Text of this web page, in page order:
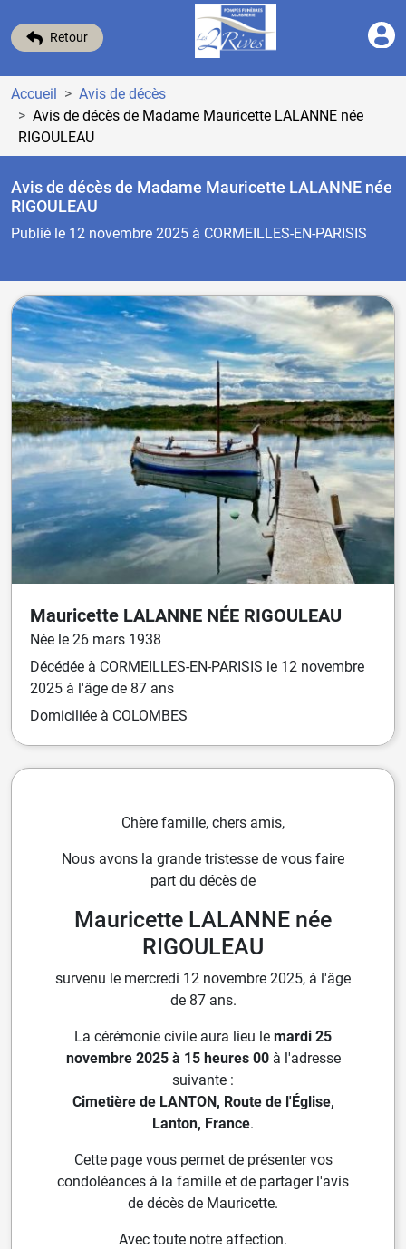
Retour
Accueil
Avis de décès
Avis de décès de Madame Mauricette LALANNE née
RIGOULEAU
Avis de décès de Madame Mauricette LALANNE née
RIGOULEAU
Publié le 12 novembre 2025 à CORMEILLES-EN-PARISIS
Mauricette LALANNE NÉE RIGOULEAU
Née le 26 mars 1938
Décédée à CORMEILLES-EN-PARISIS le 12 novembre
2025 à l'âge de 87 ans
Domiciliée à COLOMBES
Chère famille, chers amis,
Nous avons la grande tristesse de vous faire
part du décès de
Mauricette LALANNE née
RIGOULEAU
survenu le mercredi 12 novembre 2025, à l'âge
de 87 ans.
La cérémonie civile aura lieu le mardi 25
novembre 2025 à 15 heures 00à l'adresse
suivante :
Cimetière de LANTON, Route de l'Église,
Lanton, France.
Cette page vous permet de présenter vos
condoléances à la famille et de partager l'avis
de décès de Mauricette.
Avec toute notre affection.